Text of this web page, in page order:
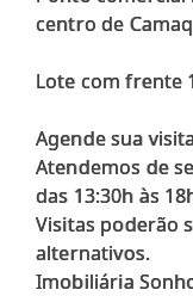
centro de
Lote com frente
Agende sua
Atendemos de
das 13:30h às
Visitas poderão
alternativos.
Imobiliária